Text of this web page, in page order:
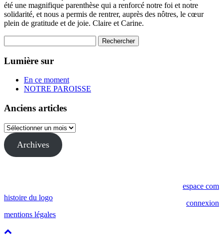
été une magnifique parenthèse qui a renforcé notre foi et notre
solidarité, et nous a permis de rentrer, auprès des nôtres, le cœur
plein de gratitude et de joie. Claire et Carine.
Lumière sur
En ce moment
NOTRE PAROISSE
Anciens articles
Anciens
articles
Archives
espace com
connexion
histoire du logo
mentions légales